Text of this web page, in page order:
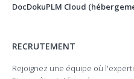
DocDokuPLM Cloud
RECRUTEMENT
Rejoignez une équipe où